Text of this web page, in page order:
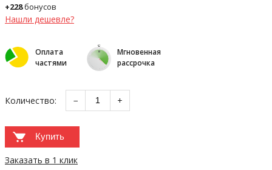
+228бонусов
Нашли дешевле?
Оплата
частями
Мгновенная
рассрочка
Количество: − +
Купить
Заказать в 1 клик